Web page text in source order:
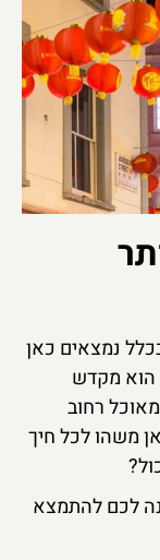
נמצאים כאן
הוא מקדש
מאוכל רחוב
משהו לכל חיך
לכם להתמצא